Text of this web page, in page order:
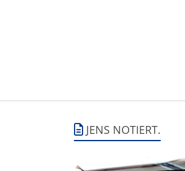
JENS NOTIERT.